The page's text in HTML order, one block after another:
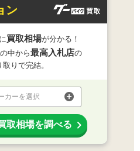
ン
に買取相場が分かる！
の中から最高入札店の
りで完結。
カーを選択
取相場を調べる